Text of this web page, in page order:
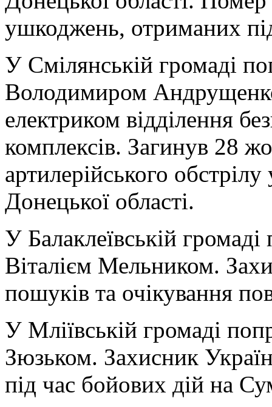
ушкоджень, отриманих
У Смілянській громаді
Володимиром
електриком відділення
комплексів. Загинув 28
артилерійського
Донецької області.
У Балаклеївській
Віталієм Мельником.
пошуків та очікування
У Мліївській громаді
Зюзьком. Захисник
під час бойових дій на